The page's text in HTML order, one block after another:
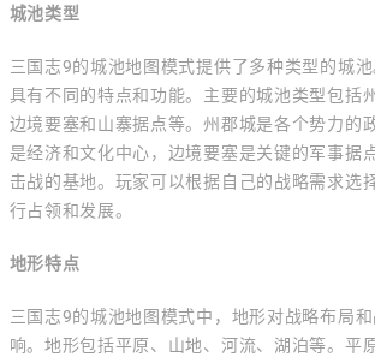
城池类型
三国志9的城池地图模式提供了多种类型的城
具有不同的特点和功能。主要的城池类型包括
边境要塞和山寨据点等。州郡城是各个势力的
是经济和文化中心，边境要塞是关键的军事据
击战的基地。玩家可以根据自己的战略需求选
行占领和发展。
地形特点
三国志9的城池地图模式中，地形对战略布局
响。地形包括平原、山地、河流、湖泊等。平